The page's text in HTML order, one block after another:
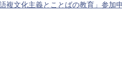
複文化主義とことばの教育」参加